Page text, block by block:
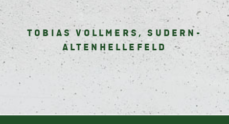
TOBIAS VOLLMERS, SUDERN-
ALTENHELLEFELD